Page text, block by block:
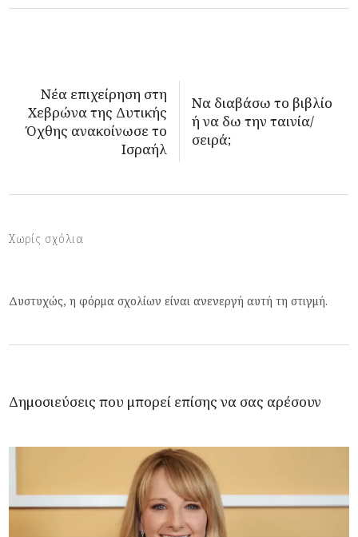
Νέα επιχείρηση στη
Χεβρώνα της Δυτικής
Όχθης ανακοίνωσε το
Ισραήλ
Να διαβάσω το βιβλίο
ή να δω την ταινία/
σειρά;
Χωρίς σχόλια
Δυστυχώς, η φόρμα σχολίων είναι ανενεργή αυτή τη στιγμή.
Δημοσιεύσεις που μπορεί επίσης να σας αρέσουν